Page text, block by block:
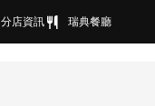
分店資訊 瑞典餐廳